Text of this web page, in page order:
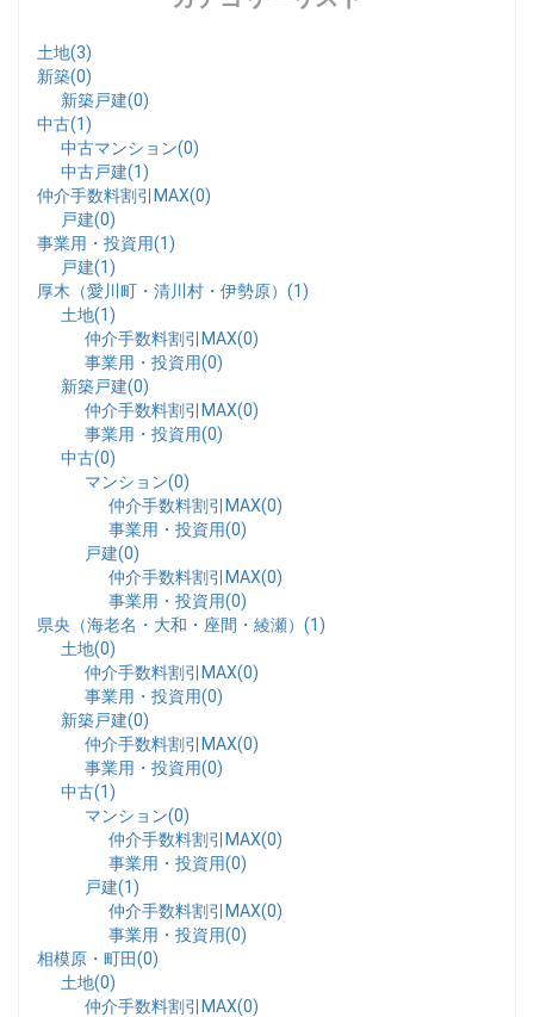
土地(3)
新築(0)
新築戸建(0)
中古(1)
中古マンション(0)
中古戸建(1)
仲介手数料割引MAX(0)
戸建(0)
事業用・投資用(1)
戸建(1)
厚木（愛川町・清川村・伊勢原）(1)
土地(1)
仲介手数料割引MAX(0)
事業用・投資用(0)
新築戸建(0)
仲介手数料割引MAX(0)
事業用・投資用(0)
中古(0)
マンション(0)
仲介手数料割引MAX(0)
事業用・投資用(0)
戸建(0)
仲介手数料割引MAX(0)
事業用・投資用(0)
県央（海老名・大和・座間・綾瀬）(1)
土地(0)
仲介手数料割引MAX(0)
事業用・投資用(0)
新築戸建(0)
仲介手数料割引MAX(0)
事業用・投資用(0)
中古(1)
マンション(0)
仲介手数料割引MAX(0)
事業用・投資用(0)
戸建(1)
仲介手数料割引MAX(0)
事業用・投資用(0)
相模原・町田(0)
土地(0)
仲介手数料割引MAX(0)